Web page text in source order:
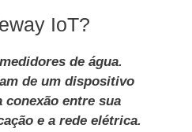
IoT?
de água.
de um dispositivo
entre sua
e a rede elétrica.